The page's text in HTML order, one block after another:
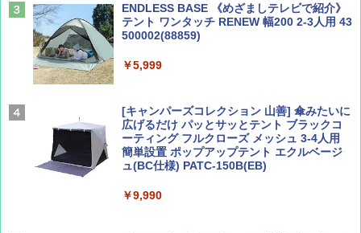
AIRLINE（エアライン）2026年9月号【特
集】ボーイング110周年を祝して！
￥1,760
ァキア 2026～2027 地球の歩き方A ヨーロッ
￥2,277
新しい日本地理 地図・統計・移動から読み
解く (講談社現代新書)
￥1,540
ENDLESS BASE 《めざましテレビで紹介》
テント ワンタッチ RENEW 幅200 2-3人用 43
500002(88859)
￥5,999
[キャンパーズコレクション 山善] 傘みたいに
広げるだけ パッとサッとテント ブラックコ
ーティング フルクローズ メッシュ 3-4人用
簡単設置 ポップアップテント エクルベージ
ュ(BC仕様) PATC-150B(EB)
￥9,990